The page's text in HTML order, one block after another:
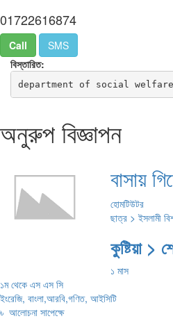
01722616874
Call
SMS
বিস্তারিত:
department of social
অনুরুপ বিজ্ঞাপন
বাসায়
হোমটিউটর
ছাত্র > ইসলামী
কুষ্টিয়া >
১ মাস
১ম থেকে এস এস সি
ইংরেজি, বাংলা,আরবি,গণিত, আইসিটি
৳ আলোচনা সাপেক্ষে